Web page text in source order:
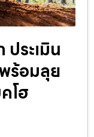
ประเมิน
ร้อมลุย
โฮ